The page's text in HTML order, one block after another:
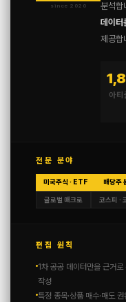
since 2020
분석
데이터
제공합
아티
전문 분야
미국주식 · ETF 배당주
글로벌 매크로 코스피 ·
편집 원칙
1차 공공 데이터만을 근거로
작성
특정 종목·상품 매수·매도 권